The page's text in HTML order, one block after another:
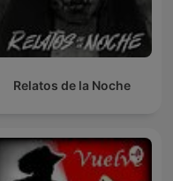
Relatos de la Noche